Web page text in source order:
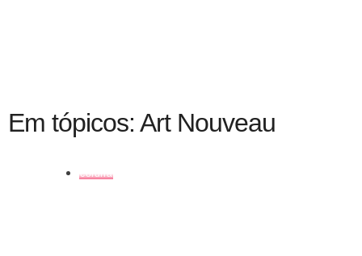
Em tópicos: Art Nouveau
coluna